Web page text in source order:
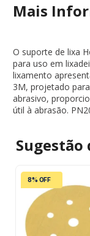
Mais
O suporte de lixa
para uso em
lixamento
3M, projetado
abrasivo,
útil à abrasão.
Sugestão
8% OFF